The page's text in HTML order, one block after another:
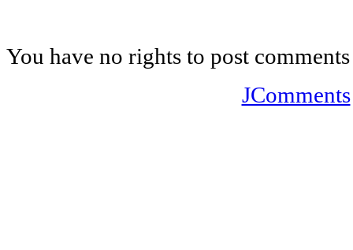
You have no rights to post comments
JComments